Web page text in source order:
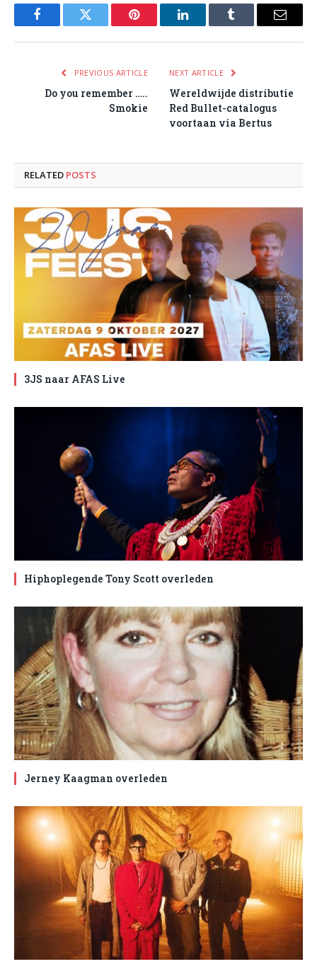
FacebookTwitter Pinterest LinkedInTumblr Email
PREVIOUS ARTICLE
Do you remember …..
Smokie
NEXT ARTICLE
Wereldwijde distributie
Red Bullet-catalogus
voortaan via Bertus
RELATED POSTS
3JS naar AFAS Live
Hiphoplegende Tony Scott overleden
Jerney Kaagman overleden